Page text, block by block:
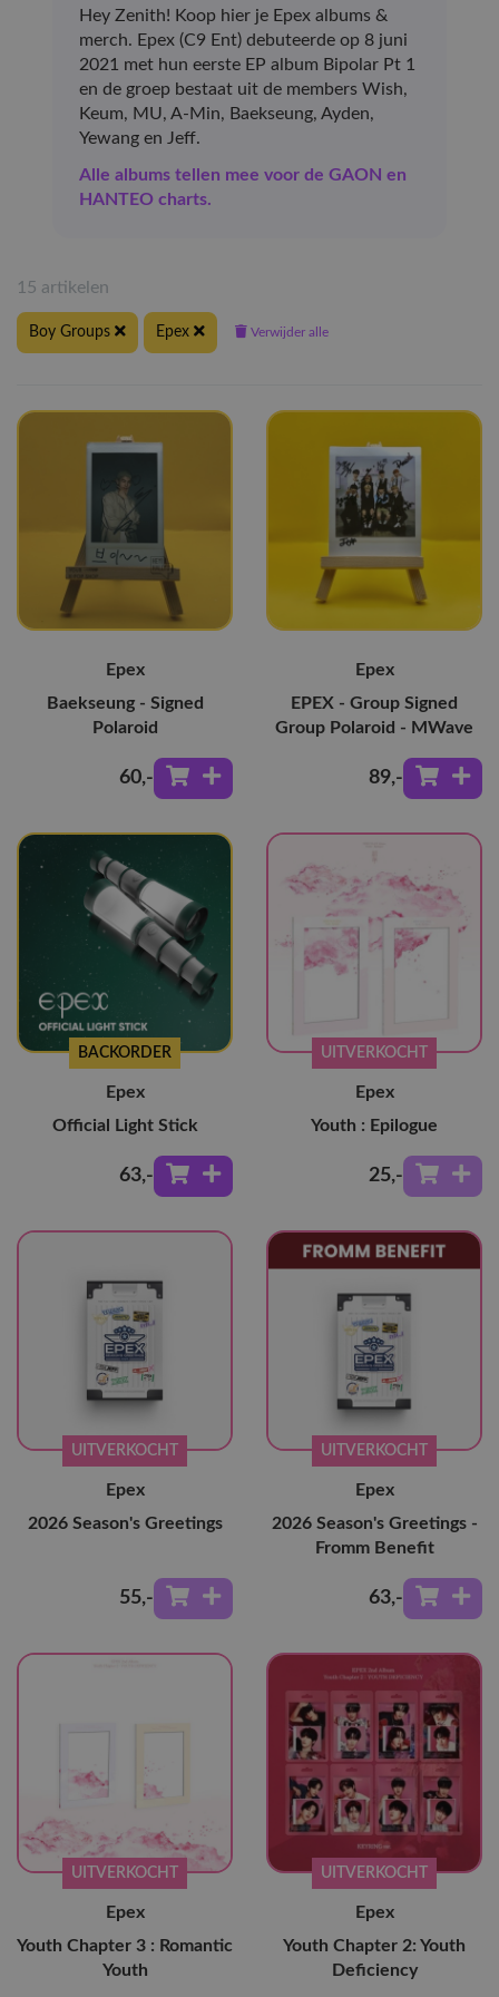
Hey Zenith! Koop hier je Epex albums &
merch. Epex (C9 Ent) debuteerde op 8 juni
2021 met hun eerste EP album Bipolar Pt 1
en de groep bestaat uit de members Wish,
Keum, MU, A-Min, Baekseung, Ayden,
Yewang en Jeff.
Alle albums tellen mee voor de GAON en
HANTEO charts.
15 artikelen
Boy Groups Epex Verwijder alle
Epex
Baekseung - Signed
Polaroid
60,-
Epex
EPEX - Group Signed
Group Polaroid - MWave
89,-
BACKORDER
Epex
Official Light Stick
63,-
UITVERKOCHT
Epex
Youth : Epilogue
25,-
UITVERKOCHT
Epex
2026 Season's Greetings
55,-
UITVERKOCHT
Epex
2026 Season's Greetings -
Fromm Benefit
63,-
UITVERKOCHT
Epex
Youth Chapter 3 : Romantic
Youth
UITVERKOCHT
Epex
Youth Chapter 2: Youth
Deficiency